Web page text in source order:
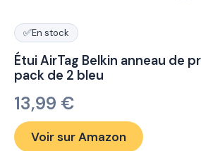
✅En stock
Étui AirTag Belkin anneau de
pack de 2 bleu
13,99 €
Voir sur Amazon